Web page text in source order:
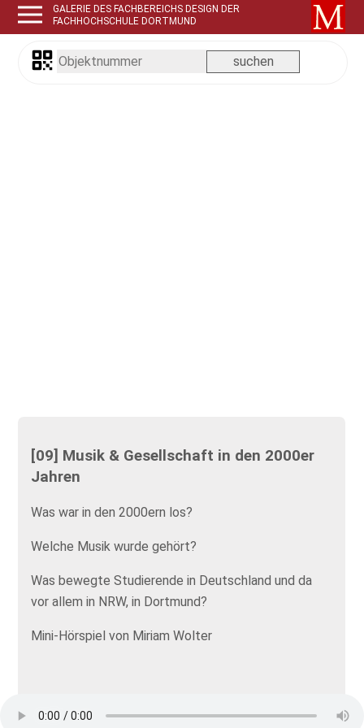
GALERIE DES FACHBEREICHS DESIGN DER
FACHHOCHSCHULE DORTMUND
[09] Musik & Gesellschaft in den 2000er
Jahren
Was war in den 2000ern los?
Welche Musik wurde gehört?
Was bewegte Studierende in Deutschland und da
vor allem in NRW, in Dortmund?
Mini-Hörspiel von Miriam Wolter